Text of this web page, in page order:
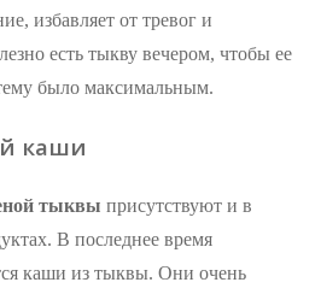
избавляет от тревог и
есть тыкву вечером, чтобы ее
было максимальным.
каши
тыквы присутствуют и в
В последнее время
каши из тыквы. Они очень